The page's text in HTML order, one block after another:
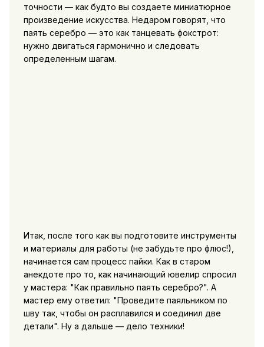
точности — как будто вы создаете миниатюрное
произведение искусства. Недаром говорят, что
паять серебро — это как танцевать фокстрот:
нужно двигаться гармонично и следовать
определенным шагам.
Итак, после того как вы подготовите инструменты
и материалы для работы (не забудьте про флюс!),
начинается сам процесс пайки. Как в старом
анекдоте про то, как начинающий ювелир спросил
у мастера: "Как правильно паять серебро?". А
мастер ему ответил: "Проведите паяльником по
шву так, чтобы он расплавился и соединил две
детали". Ну а дальше — дело техники!